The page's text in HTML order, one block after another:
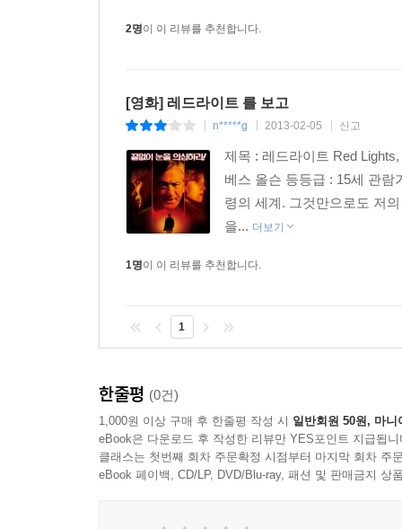
2명이 이 리뷰를 추천합니다.
[영화] 레드라이트 를 보고
n*****g 2013-02-05 신고
제목 : 레드라이트 Red
베스 올슨 등등급 : 15세 관람
령의 세계. 그것만으로도 저
을... 더보기
1명이 이 리뷰를 추천합니다.
1
한줄평 (0건)
1,000원 이상 구매 후 한줄평 작성 시 일반회원 50원, 마니
eBook은 다운로드 후 작성한 리뷰만 YES포인트 지급됩니
클래스는 첫번째 회차 주문확정 시점부터 마지막 회차 주
eBook 페이백, CD/LP, DVD/Blu-ray, 패션 및 판매금지 상